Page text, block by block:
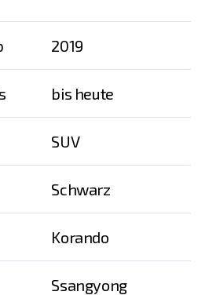
2019
bis heute
SUV
Schwarz
Korando
Ssangyong